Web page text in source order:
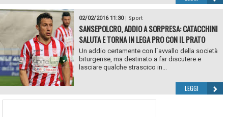
02/02/2016 11:30| Sport
SANSEPOLCRO, ADDIO A SORPRESA: CATACCHINI
SALUTA E TORNA IN LEGA PRO CON IL PRATO
Un addio certamente con l`avvallo della società
biturgense, ma destinato a far discutere e
lasciare qualche strascico in...
LEGGI